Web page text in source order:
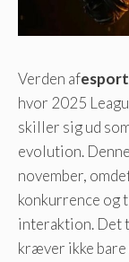
Verden afesport
hvor 2025
skiller sig ud
evolution.
november,
konkurrence og
interaktion. Det
kræver ikke